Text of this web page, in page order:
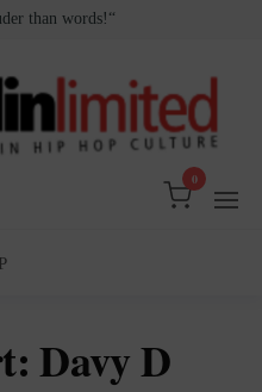
than words!“
0
Davy D